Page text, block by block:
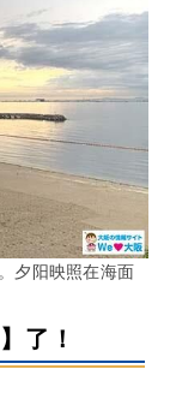
夕阳映照在海面
了！